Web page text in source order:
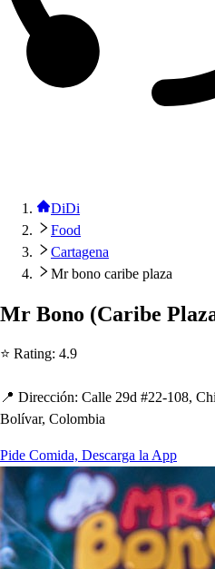
DiDi
Food
Cartagena
Mr bono caribe plaza
Mr Bono (Caribe
⭐ Rating: 4.9
📍 Dirección: Calle 29d #22-108, Ch
Bolívar, Colombia
Pide Comida, Descarga la App